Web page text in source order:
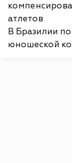
атлетов
В Бразилии
юношеской